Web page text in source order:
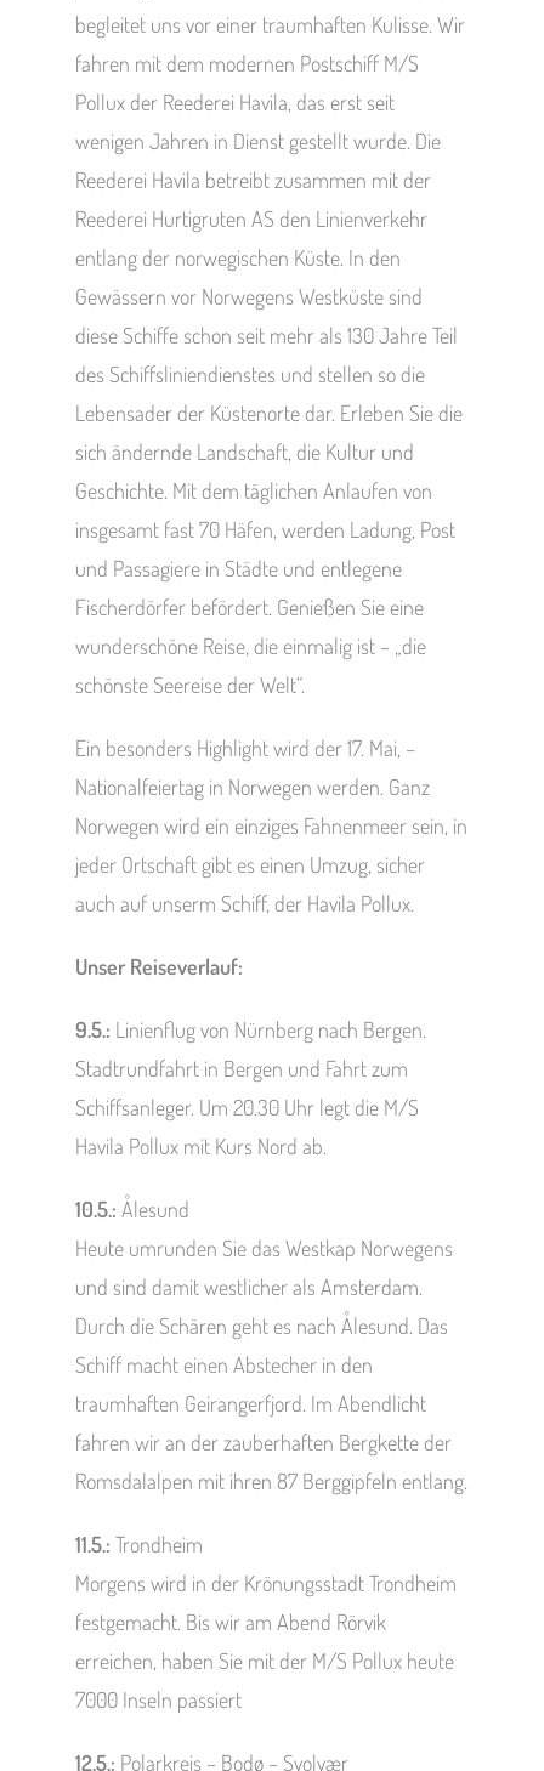
begleitet uns vor einer traumhaften Kulisse. Wir
fahren mit dem modernen Postschiff M/S
Pollux der Reederei Havila, das erst seit
wenigen Jahren in Dienst gestellt wurde. Die
Reederei Havila betreibt zusammen mit der
Reederei Hurtigruten AS den Linienverkehr
entlang der norwegischen Küste. In den
Gewässern vor Norwegens Westküste sind
diese Schiffe schon seit mehr als 130 Jahre Teil
des Schiffsliniendienstes und stellen so die
Lebensader der Küstenorte dar. Erleben Sie die
sich ändernde Landschaft, die Kultur und
Geschichte. Mit dem täglichen Anlaufen von
insgesamt fast 70 Häfen, werden Ladung, Post
und Passagiere in Städte und entlegene
Fischerdörfer befördert. Genießen Sie eine
wunderschöne Reise, die einmalig ist – „die
schönste Seereise der Welt“.
Ein besonders Highlight wird der 17. Mai, –
Nationalfeiertag in Norwegen werden. Ganz
Norwegen wird ein einziges Fahnenmeer sein, in
jeder Ortschaft gibt es einen Umzug, sicher
auch auf unserm Schiff, der Havila Pollux.
Unser Reiseverlauf:
9.5.: Linienflug von Nürnberg nach Bergen.
Stadtrundfahrt in Bergen und Fahrt zum
Schiffsanleger. Um 20.30 Uhr legt die M/S
Havila Pollux mit Kurs Nord ab.
10.5.: Ålesund
Heute umrunden Sie das Westkap Norwegens
und sind damit westlicher als Amsterdam.
Durch die Schären geht es nach Ålesund. Das
Schiff macht einen Abstecher in den
traumhaften Geirangerfjord. Im Abendlicht
fahren wir an der zauberhaften Bergkette der
Romsdalalpen mit ihren 87 Berggipfeln entlang.
11.5.: Trondheim
Morgens wird in der Krönungsstadt Trondheim
festgemacht. Bis wir am Abend Rörvik
erreichen, haben Sie mit der M/S Pollux heute
7000 Inseln passiert
12.5.: Polarkreis – Bodø – Svolvær